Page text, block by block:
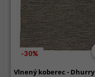
-30%
Vlnený koberec - Dhurry